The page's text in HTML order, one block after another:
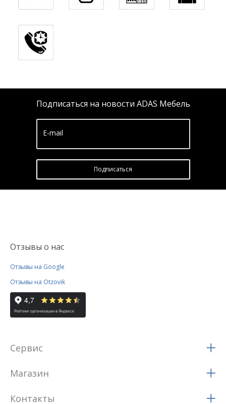
Подписаться на новости ADAS Мебель
E-mail
Подписатьcя
Отзывы о нас
Отзывы на Google
Отзывы на Otzovik
Сервис
Магазин
Контакты